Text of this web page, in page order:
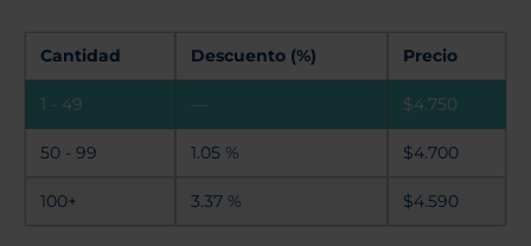
Cantidad Descuento (%) Precio
1 - 49 — $4.750
50 - 99 1.05 % $4.700
100+ 3.37 % $4.590